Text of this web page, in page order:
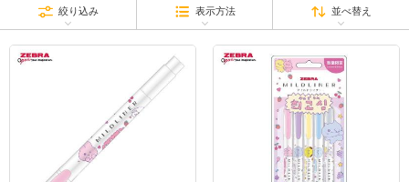
絞り込み 表示方法 並べ替え